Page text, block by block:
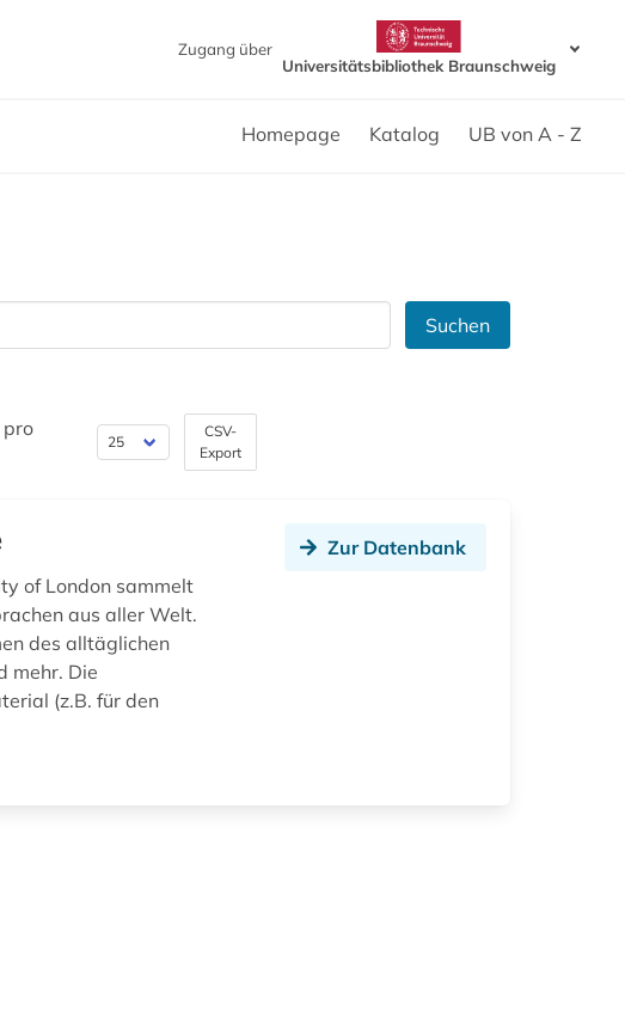
Zugang über
Universitätsbibliothek Braunschweig
Homepage Katalog UB von A - Z
Suchen
pro
CSV-
Export
of London sammelt
aus aller Welt.
des alltäglichen
mehr. Die
(z.B. für den
Zur Datenbank